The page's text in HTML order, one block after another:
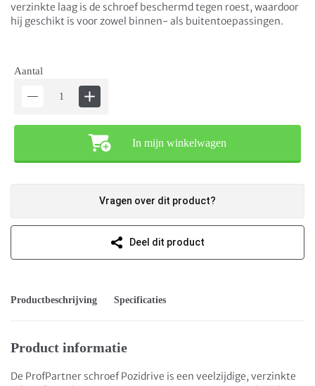
verzinkte laag is de schroef beschermd tegen roest, waardoor
hij geschikt is voor zowel binnen- als buitentoepassingen.
Aantal
In mijn winkelwagen
Vragen over dit product?
Deel dit product
Productbeschrijving Specificaties
Product informatie
De ProfPartner schroef Pozidrive is een veelzijdige, verzinkte